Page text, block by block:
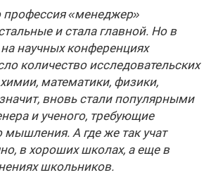
профессия «менеджер»
и стала главной. Но в
научных конференциях
количество исследовательских
математики, физики,
вновь стали популярными
и ученого, требующие
мышления. А где же так учат
в хороших школах, а еще в
школьников.